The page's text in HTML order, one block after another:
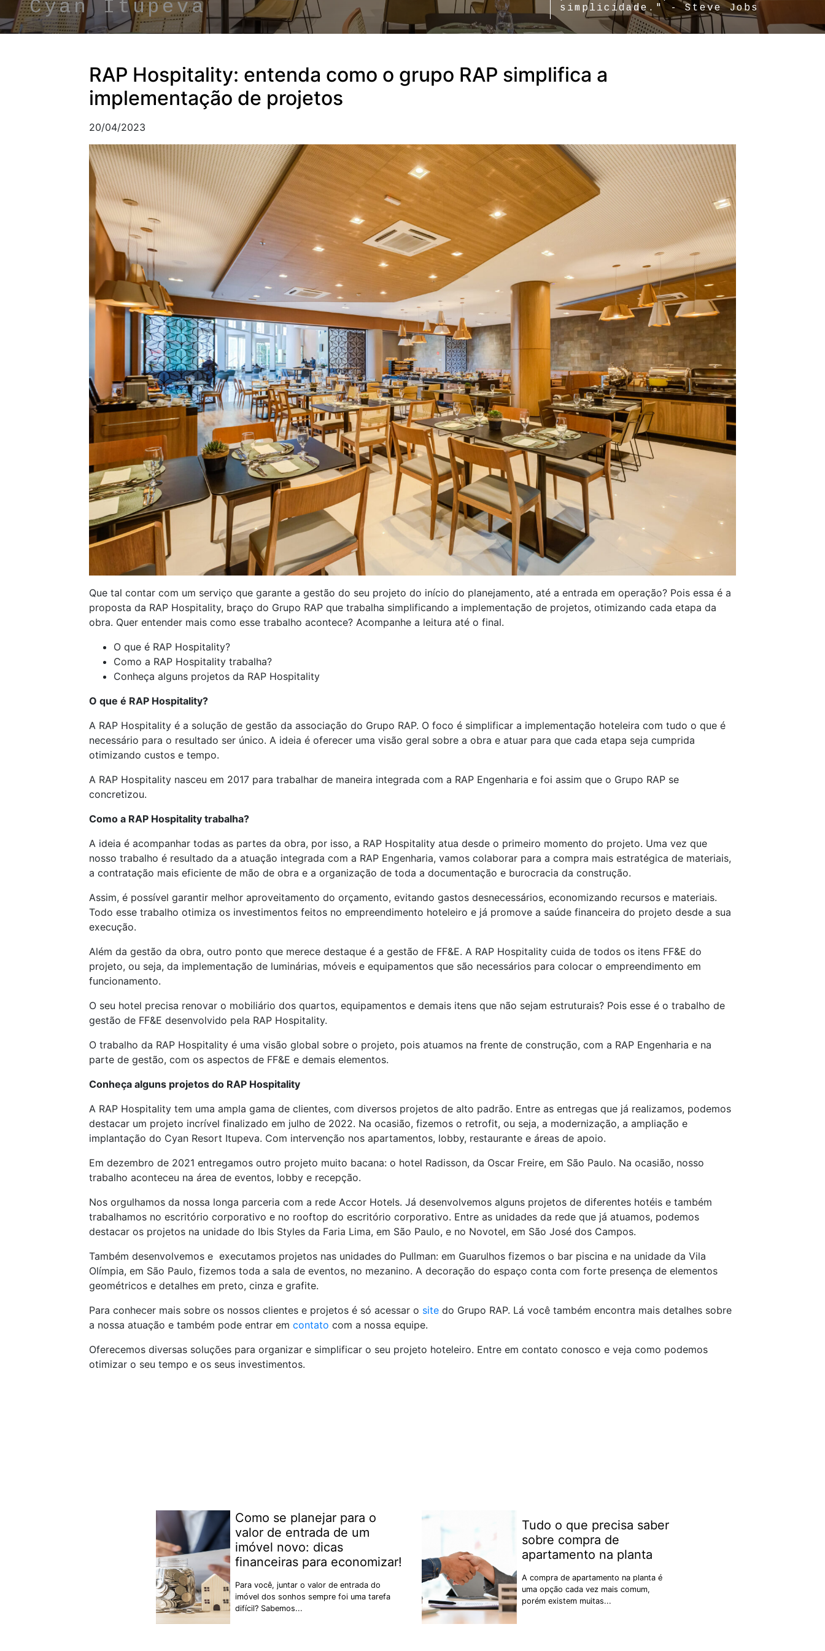
Cyan Itupeva
simplicidade." - Steve Jobs
RAP Hospitality: entenda como o grupo RAP simplifica a
implementação de projetos
20/04/2023
Que tal contar com um serviço que garante a gestão do seu projeto do início do planejamento, até a entrada em operação? Pois essa é a
proposta da RAP Hospitality, braço do Grupo RAP que trabalha simplificando a implementação de projetos, otimizando cada etapa da
obra. Quer entender mais como esse trabalho acontece? Acompanhe a leitura até o final.
O que é RAP Hospitality?
Como a RAP Hospitality trabalha?
Conheça alguns projetos da RAP Hospitality
O que é RAP Hospitality?
A RAP Hospitality é a solução de gestão daassociação do Grupo RAP. O foco é simplificar a implementação hoteleira com tudo o que é
necessário para o resultado ser único. A ideia é oferecer uma visão geral sobre a obra e atuar para que cada etapa seja cumprida
otimizando custos e tempo.
A RAP Hospitality nasceu em 2017 para trabalhar de maneira integrada com a RAP Engenharia e foi assim que o Grupo RAP se
concretizou.
Como a RAP Hospitality trabalha?
A ideia é acompanhar todas as partes da obra, por isso, a RAP Hospitality atua desde o primeiro momento do projeto. Uma vez que
nosso trabalho é resultado da a atuação integrada com a RAP Engenharia, vamos colaborar para a compra mais estratégica de materiais,
a contratação mais eficiente de mão de obra e a organização de toda a documentação e burocracia da construção.
Assim, é possível garantir melhor aproveitamento do orçamento, evitando gastos desnecessários, economizando recursos e materiais.
Todo esse trabalho otimiza os investimentos feitos no empreendimento hoteleiro e já promove a saúde financeira do projeto desde a sua
execução.
Além da gestão da obra, outro ponto que merece destaque é a gestão de FF&E. A RAP Hospitality cuida de todos os itens FF&E do
projeto, ou seja, da implementação de luminárias, móveis e equipamentos que são necessários para colocar o empreendimento em
funcionamento.
O seu hotel precisa renovar o mobiliário dos quartos, equipamentos e demais itens que não sejam estruturais? Pois esse é o trabalho de
gestão de FF&E desenvolvido pela RAP Hospitality.
O trabalho da RAP Hospitality é uma visão global sobre o projeto, pois atuamos na frente de construção, com a RAP Engenharia e na
parte de gestão, com os aspectos de FF&E e demais elementos.
Conheça alguns projetos do RAP Hospitality
A RAP Hospitality tem uma ampla gama de clientes, com diversos projetos de alto padrão. Entre as entregas que já realizamos, podemos
destacar um projeto incrível finalizado em julho de 2022. Na ocasião, fizemos o retrofit, ou seja, a modernização, a ampliação e
implantação do Cyan Resort Itupeva. Com intervenção nos apartamentos, lobby, restaurante e áreas de apoio.
Em dezembro de 2021 entregamos outro projeto muito bacana: o hotel Radisson, da Oscar Freire, em São Paulo. Na ocasião, nosso
trabalho aconteceu na área de eventos, lobby e recepção.
Nos orgulhamos da nossa longa parceria com a rede Accor Hotels. Já desenvolvemos alguns projetos de diferentes hotéis e também
trabalhamos no escritório corporativo e no rooftop do escritório corporativo. Entre as unidades da rede que já atuamos, podemos
destacar os projetos na unidade do Ibis Styles da Faria Lima, em São Paulo, e no Novotel, em São José dos Campos.
Também desenvolvemos e executamos projetos nas unidades do Pullman: em Guarulhos fizemos o bar piscina e na unidade da Vila
Olímpia, em São Paulo, fizemos toda a sala de eventos, no mezanino. A decoração do espaço conta com forte presença de elementos
geométricos e detalhes em preto, cinza e grafite.
Para conhecer mais sobre os nossos clientes e projetos é só acessar o site do Grupo RAP. Lá você também encontra mais detalhes sobre
a nossa atuação e também pode entrar emcontato com a nossa equipe.
Oferecemos diversas soluções para organizar e simplificar o seu projeto hoteleiro. Entre em contato conosco e veja como podemos
otimizar o seu tempo e os seus investimentos.
Como se planejar para o
valor de entrada de um
imóvel novo: dicas
financeiras para economizar!
Para você, juntar o valor de entrada do
imóvel dos sonhos sempre foi uma tarefa
difícil? Sabemos...
Tudo o que precisa saber
sobre compra de
apartamento na planta
A compra de apartamento na planta é
uma opção cada vez mais comum,
porém existem muitas...